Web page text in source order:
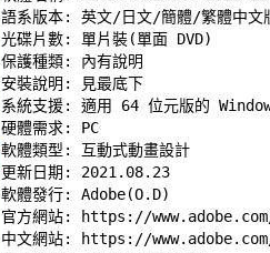
語系版本: 英文/日文/簡體/繁體中
光碟片數: 單片裝(單面 DVD)
保護種類: 內有說明
安裝說明:
見最底下
系統支援: 適用 64 位元版的
硬體需求: PC
軟體類型: 互動式動畫設計
更新日期: 2021.08.23
軟體發行: Adobe(O.D)
官方網站:
https://
中文網站:
https://